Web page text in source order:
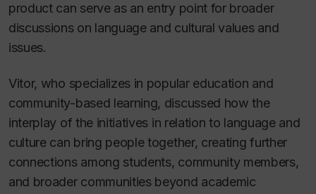
product can serve as an entry point for broader
discussions on language and cultural values and
issues.
Vitor, who specializes in popular education and
community-based learning, discussed how the
interplay of the initiatives in relation to language and
culture can bring people together, creating further
connections among students, community members,
and broader communities beyond academic